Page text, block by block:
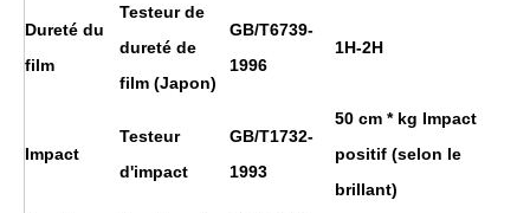
Dureté du
film
Testeur de
dureté de
film (Japon)
GB/T6739-
1996
1H-2H
Impact
Testeur
d'impact
GB/T1732-
1993
50 cm * kg Impact
positif (selon le
brillant)